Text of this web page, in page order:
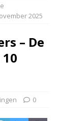
2025
– De
0